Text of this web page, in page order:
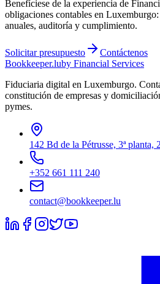
Benefíciese de la experiencia de
obligaciones contables en
anuales, auditoría y cumplimiento.
Solicitar presupuesto
Contáctenos
Bookkeeper.luby Financial Services
Fiduciaria digital en Luxemburgo.
constitución de empresas y
pymes.
142 Bd de la Pétrusse, 3ª
+352 661 111 240
contact@bookkeeper.lu